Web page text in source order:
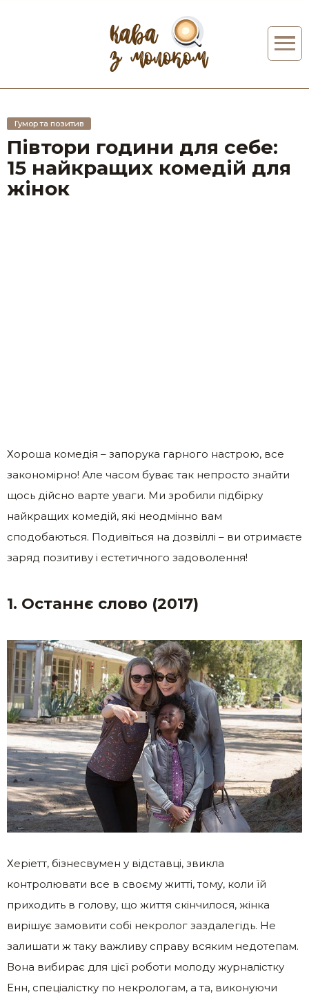
Гумор та позитив
Півтори години для себе:
15 найкращих комедій для
жінок
Хороша комедія – запорука гарного настрою, все
закономірно! Але часом буває так непросто знайти
щось дійсно варте уваги. Ми зробили підбірку
найкращих комедій, які неодмінно вам
сподобаються. Подивіться на дозвіллі – ви отримаєте
заряд позитиву і естетичного задоволення!
1. Останнє слово (2017)
Херіетт, бізнесвумен у відставці, звикла
контролювати все в своєму житті, тому, коли їй
приходить в голову, що життя скінчилося, жінка
вирішує замовити собі некролог заздалегідь. Не
залишати ж таку важливу справу всяким недотепам.
Вона вибирає для цієї роботи молоду журналістку
Енн, спеціалістку по некрологам, а та, виконуючи